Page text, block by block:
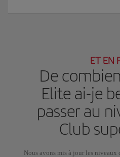
ET EN
De
Elite ai-je
passer au
Club
Nous avons mis à jour les niveaux